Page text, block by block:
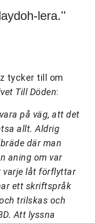
lera.''
tycker till om
Till Döden:
på väg, att det
allt. Aldrig
där man
aning om var
varje låt förflyttar
ett skriftspråk
trilskas och
Att lyssna